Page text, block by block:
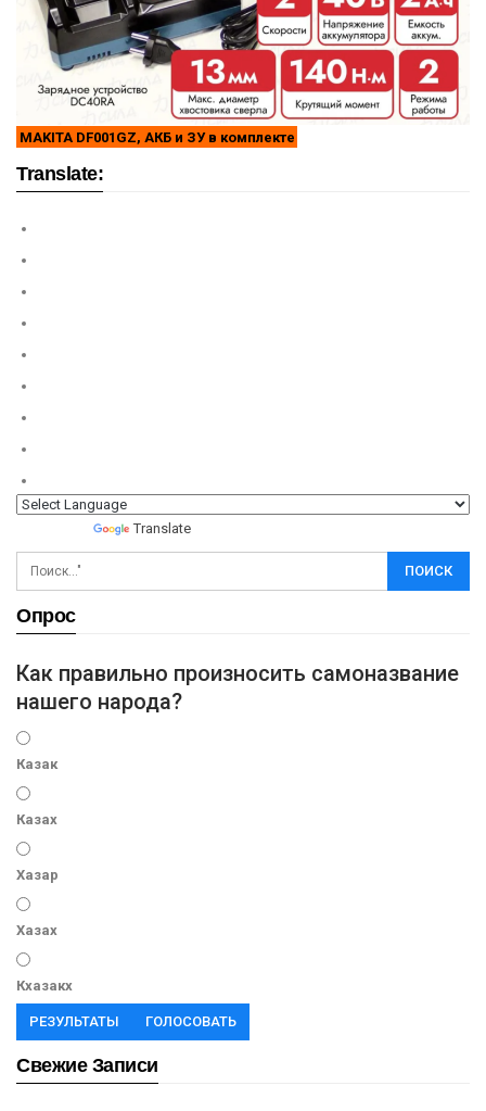
MAKITA DF001GZ, АКБ и ЗУ в комплекте
Translate:
Translate
Опрос
Как правильно произносить самоназвание
нашего народа?
Казак
Казах
Хазар
Хазах
Кхазакх
РЕЗУЛЬТАТЫ ГОЛОСОВАТЬ
Свежие Записи